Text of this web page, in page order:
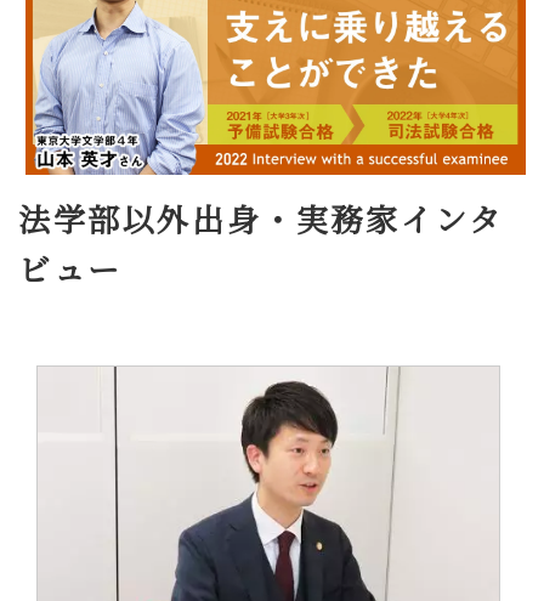
法学部以外出身・実務家インタ
ビュー